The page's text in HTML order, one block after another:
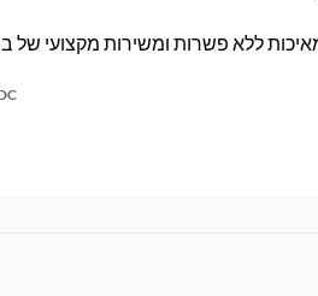
ללא פשרות ומשירות מקצועי של